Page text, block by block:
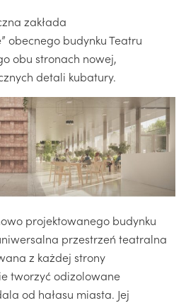
zakłada
obecnego budynku Teatru
obu stronach nowej,
detali kubatury.
projektowanego budynku
przestrzeń teatralna
z każdej strony
tworzyć odizolowane
od hałasu miasta. Jej